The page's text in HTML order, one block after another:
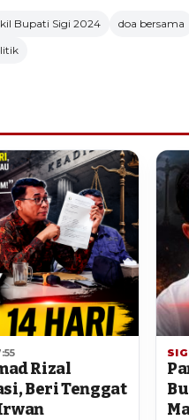
Bupati Sigi 2024 doa bersama
Rizal
Beri Tenggat